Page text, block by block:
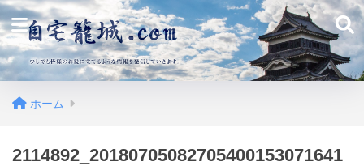
ホーム
2114892_20180705082705400153071641